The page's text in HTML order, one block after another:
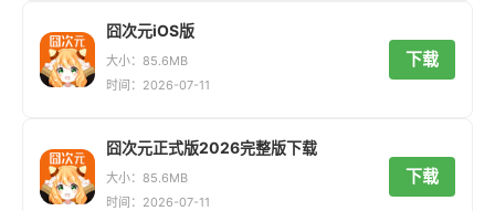
囧次元iOS版
大小：85.6MB
时间：2026-07-11
下载
囧次元正式版2026完整版下载
大小：85.6MB
时间：2026-07-11
下载